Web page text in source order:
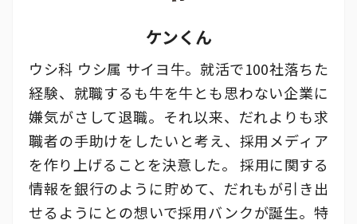
ケンくん
ウシ科 ウシ属 サイヨ牛。就活で100社落ちた
経験、就職するも牛を牛とも思わない企業に
嫌気がさして退職。それ以来、だれよりも求
職者の手助けをしたいと考え、採用メディア
を作り上げることを決意した。 採用に関する
情報を銀行のように貯めて、だれもが引き出
せるようにとの想いで採用バンクが誕生。特